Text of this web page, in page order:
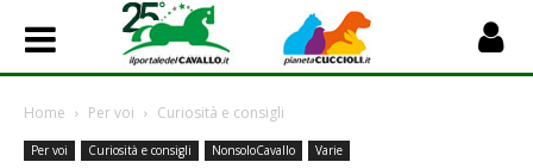
Home Per voi Curiosità e consigli
Per voi Curiosità e consigli NonsoloCavallo Varie